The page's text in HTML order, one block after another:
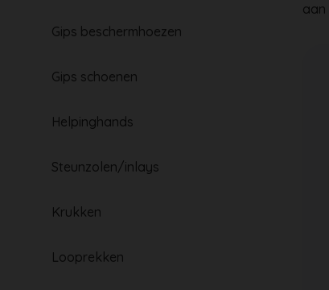
Gips beschermhoezen
Gips schoenen
Helpinghands
Steunzolen/inlays
Krukken
Looprekken
aan